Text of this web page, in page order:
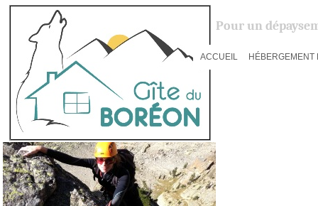
Pour un
ACCUEIL HÉBERGEMENT